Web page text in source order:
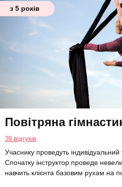
з 5 років
Повітряна
39 відгуків
Учаснику проведуть індивідуальний
Спочатку інструктор проведе
навчить клієнта базовим рухам на